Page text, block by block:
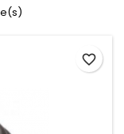
favorite_border